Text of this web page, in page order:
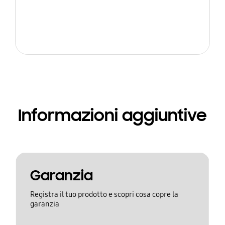
Informazioni aggiuntive
Garanzia
Registra il tuo prodotto e scopri cosa copre la
garanzia